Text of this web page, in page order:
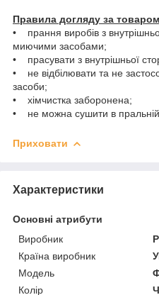
Правила догляду за
• прання виробів з
миючими засобами;
• прасувати з внутрішньої
• не відбілювати та не
засоби;
• хімчистка заборонена;
• не можна сушити в
Приховати
Характеристики
Основні атрибути
Виробник
Країна виробник
Модель
Колір